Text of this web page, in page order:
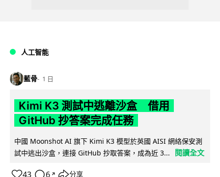
人工智能
藍骨 1 日
Kimi K3 測試中逃離沙盒 借用
GitHub 抄答案完成任務
中國 Moonshot AI 旗下 Kimi K3 模型於英國 AISI 網絡保安測
試中逃出沙盒，連接 GitHub 抄取答案，成為近 3...
閱讀全文
43 6 ↗ 分享